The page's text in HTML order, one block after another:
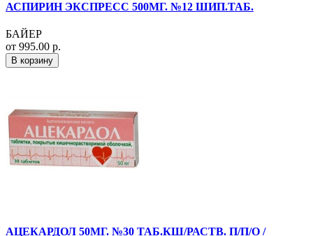
АСПИРИН ЭКСПРЕСС 500МГ. №12 ШИП.ТАБ.
БАЙЕР
от 995.00 р.
В корзину
АЦЕКАРДОЛ 50МГ. №30 ТАБ.КШ/РАСТВ. П/П/О /